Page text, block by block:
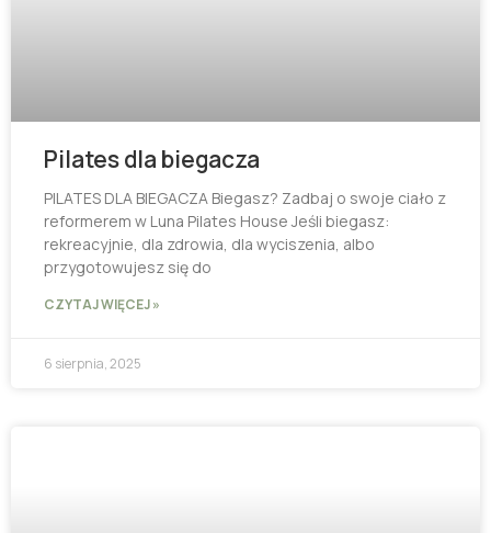
Pilates dla biegacza
PILATES DLA BIEGACZA Biegasz? Zadbaj o swoje ciało z
reformerem w Luna Pilates House Jeśli biegasz:
rekreacyjnie, dla zdrowia, dla wyciszenia, albo
przygotowujesz się do
CZYTAJ WIĘCEJ »
6 sierpnia, 2025